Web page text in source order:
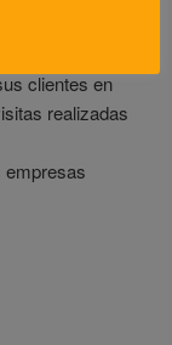
clientes en
realizadas
empresas